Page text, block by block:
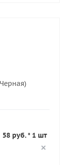
58 руб. * 1 шт